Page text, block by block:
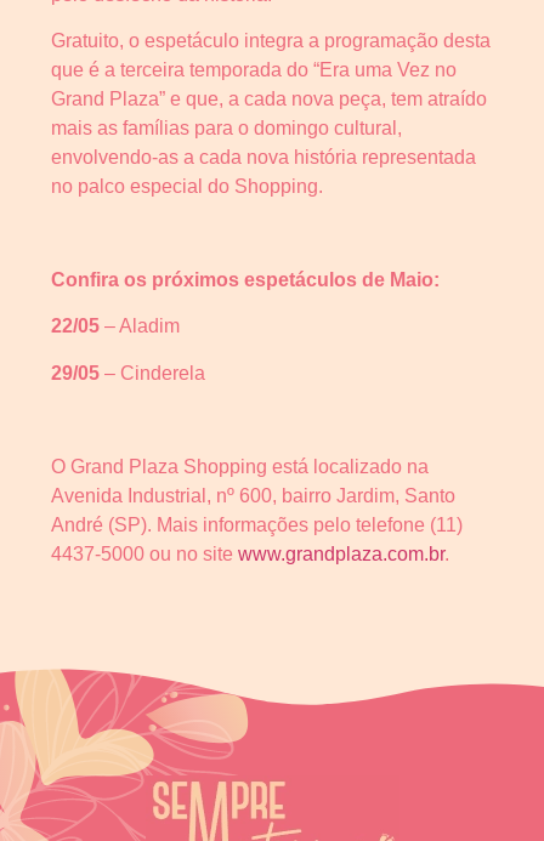
Gratuito, o espetáculo integra a programação desta
que é a terceira temporada do “Era uma Vez no
Grand Plaza” e que, a cada nova peça, tem atraído
mais as famílias para o domingo cultural,
envolvendo-as a cada nova história representada
no palco especial do Shopping.
Confira os próximos espetáculos de Maio:
22/05 – Aladim
29/05 – Cinderela
O Grand Plaza Shopping está localizado na
Avenida Industrial, nº 600, bairro Jardim, Santo
André (SP). Mais informações pelo telefone (11)
4437-5000 ou no site www.grandplaza.com.br.